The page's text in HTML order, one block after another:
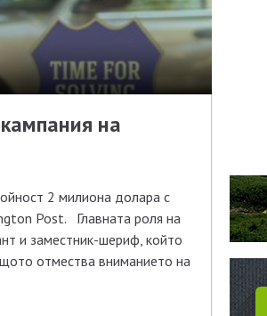
на
2 милиона долара с
Post. Главната роля на
и заместник-шериф, който
отмества вниманието на